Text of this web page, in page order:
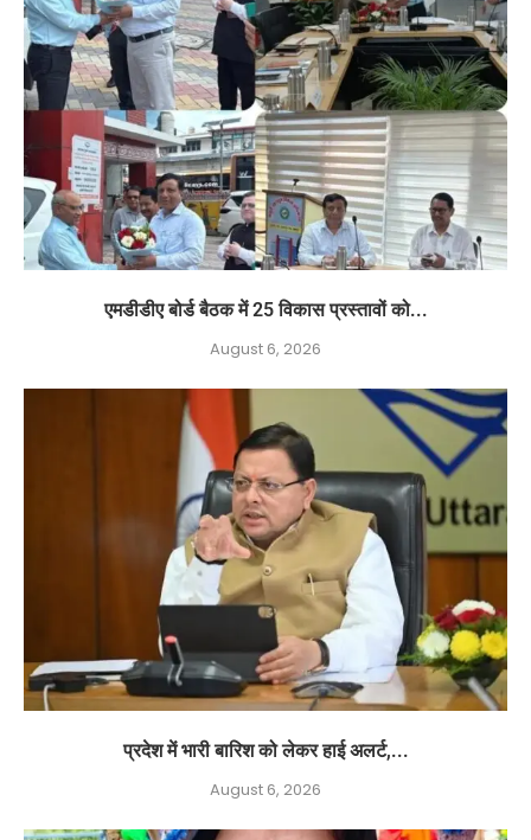
एमडीडीए बोर्ड बैठक में 25 विकास प्रस्तावों को...
August 6, 2026
प्रदेश में भारी बारिश को लेकर हाई अलर्ट,...
August 6, 2026